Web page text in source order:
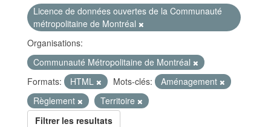
Licence de données ouvertes de la Communauté
métropolitaine de Montréal
Organisations:
Communauté Métropolitaine de Montréal
Formats:
HTML Mots-clés:
Aménagement
Règlement
Territoire
Filtrer les resultats